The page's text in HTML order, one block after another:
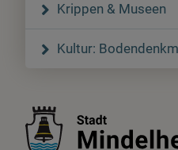
Krippen & Museen
Kultur: